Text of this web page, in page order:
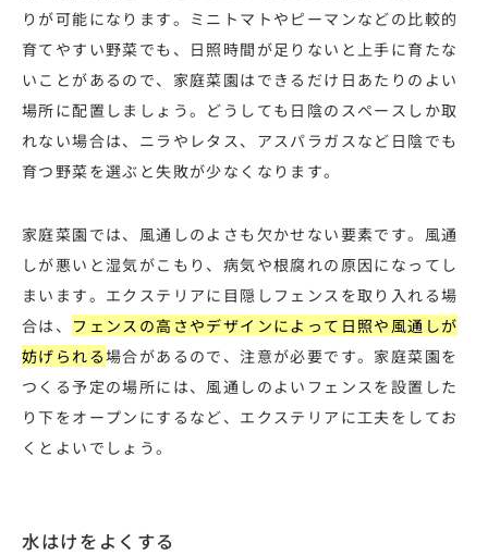
りが可能になります。ミニトマトやピーマンなどの比較的
育てやすい野菜でも、日照時間が足りないと上手に育たな
いことがあるので、家庭菜園はできるだけ日あたりのよい
場所に配置しましょう。どうしても日陰のスペースしか取
れない場合は、ニラやレタス、アスパラガスなど日陰でも
育つ野菜を選ぶと失敗が少なくなります。
家庭菜園では、風通しのよさも欠かせない要素です。風通
しが悪いと湿気がこもり、病気や根腐れの原因になってし
まいます。エクステリアに目隠しフェンスを取り入れる場
合は、 フェンスの高さやデザインによって日照や風通しが
妨げられる場合があるので、注意が必要です。家庭菜園を
つくる予定の場所には、風通しのよいフェンスを設置した
り下をオープンにするなど、エクステリアに工夫をしてお
くとよいでしょう。
水はけをよくする